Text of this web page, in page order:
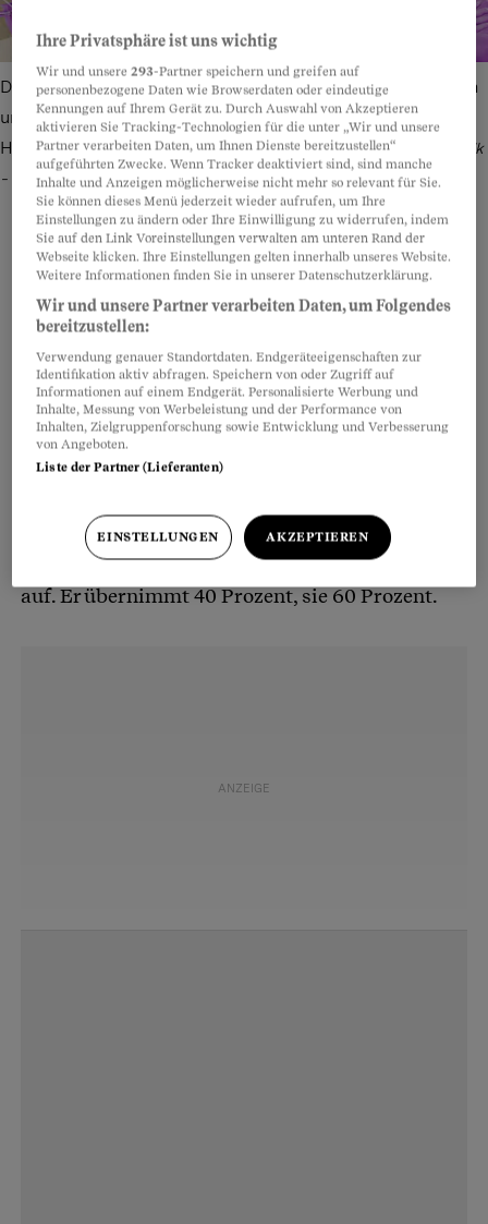
Die 30-jährige Assistenzärztin spart Geld mit Selberkochen
und hat einen Hamster, für den sie 100 Franken aus dem
Haushaltsbudget pro Jahr braucht (Symbolbild).
Bild: Freepik
– Illustration: Joël Borter
Teilen Anhören Merken Kommentare
Artikel teilen
Raffaela Steiner ist im letzten Jahr ihrer
Facharztausbildung für innere Medizin. Das
beinhaltet alles, was nicht operiert wird.
Zusammen mit ihrem Ehemann lebt die 30-
Versicherungen, Steuern sowie Wohnen teilt
sich das Paar entsprechend dem Einkommen
auf. Er übernimmt 40 Prozent, sie 60 Prozent.
Ihre Privatsphäre ist uns wichtig
Wir und unsere293-Partner speichern und greifen auf
personenbezogene Daten wie Browserdaten oder eindeutige
Kennungen auf Ihrem Gerät zu. Durch Auswahl von Akzeptieren
aktivieren Sie Tracking-Technologien für die unter „Wir und unsere
Partner verarbeiten Daten, um Ihnen Dienste bereitzustellen“
aufgeführten Zwecke. Wenn Tracker deaktiviert sind, sind manche
Inhalte und Anzeigen möglicherweise nicht mehr so relevant für Sie.
Sie können dieses Menü jederzeit wieder aufrufen, um Ihre
Einstellungen zu ändern oder Ihre Einwilligung zu widerrufen, indem
Sie auf den Link Voreinstellungen verwalten am unteren Rand der
Webseite klicken. Ihre Einstellungen gelten innerhalb unseres Website.
Weitere Informationen finden Sie in unserer Datenschutzerklärung.
Wir und unsere Partner verarbeiten Daten, um Folgendes
bereitzustellen:
Verwendung genauer Standortdaten. Endgeräteeigenschaften zur
Identifikation aktiv abfragen. Speichern von oder Zugriff auf
Informationen auf einem Endgerät. Personalisierte Werbung und
Inhalte, Messung von Werbeleistung und der Performance von
Inhalten, Zielgruppenforschung sowie Entwicklung und Verbesserung
von Angeboten.
Liste der Partner (Lieferanten)
EINSTELLUNGEN AKZEPTIEREN